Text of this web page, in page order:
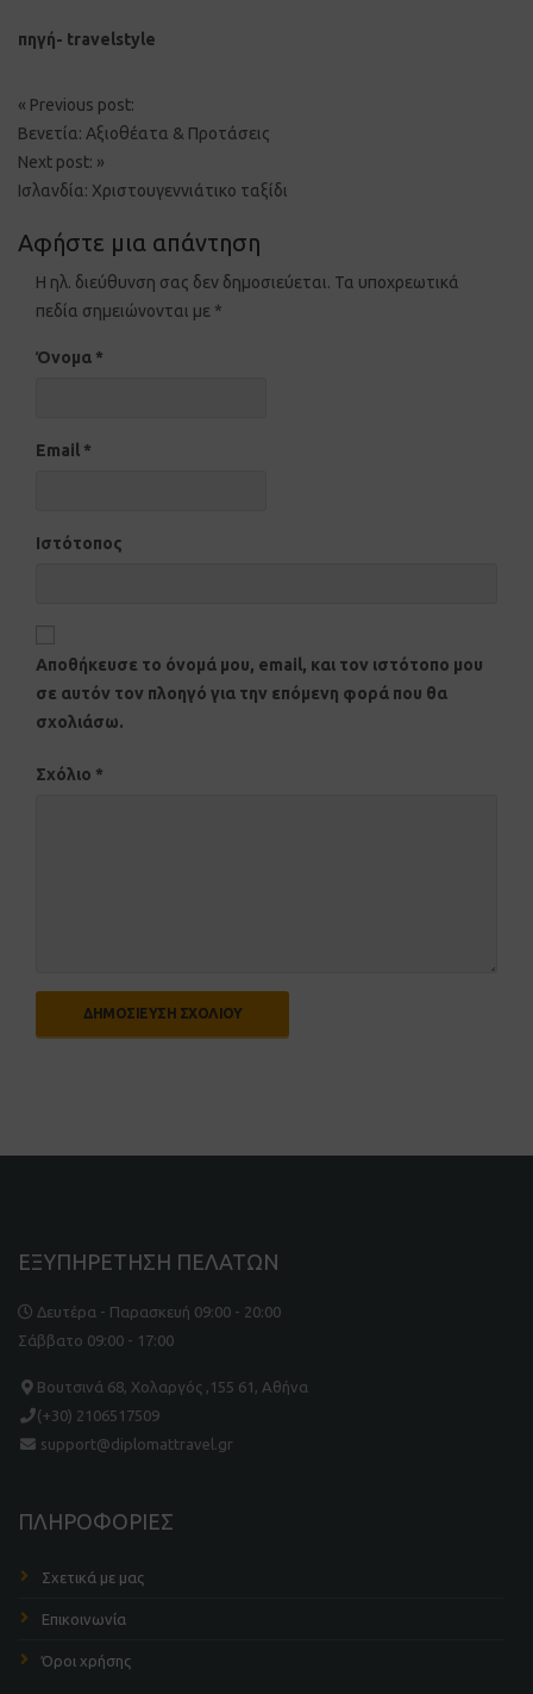
πηγή- travelstyle
Post
navigation
« Previous post:
Βενετία: Αξιοθέατα & Προτάσεις
Next post: »
Ισλανδία: Χριστουγεννιάτικο ταξίδι
Αφήστε μια απάντηση
Η ηλ. διεύθυνση σας δεν δημοσιεύεται. Τα υποχρεωτικά
πεδία σημειώνονται με *
Όνομα *
Email *
Ιστότοπος
Αποθήκευσε το όνομά μου, email, και τον ιστότοπο μου
σε αυτόν τον πλοηγό για την επόμενη φορά που θα
σχολιάσω.
Σχόλιο *
ΕΞΥΠΗΡΕΤΗΣΗ ΠΕΛΑΤΩΝ
Δευτέρα - Παρασκευή 09:00 - 20:00
Σάββατο 09:00 - 17:00
Βουτσινά 68, Χολαργός ,155 61, Αθήνα
(+30) 2106517509
support@diplomattravel.gr
ΠΛΗΡΟΦΟΡΙΕΣ
Σχετικά με μας
Επικοινωνία
Όροι χρήσης